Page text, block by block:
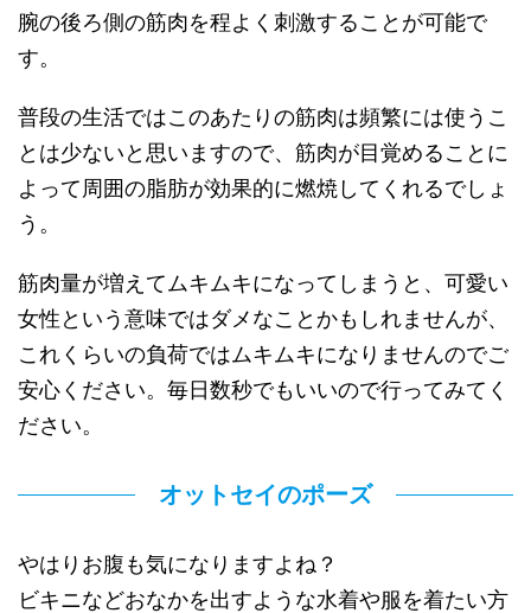
腕の後ろ側の筋肉を程よく刺激することが可能で
す。
普段の生活ではこのあたりの筋肉は頻繁には使うこ
とは少ないと思いますので、筋肉が目覚めることに
よって周囲の脂肪が効果的に燃焼してくれるでしょ
う。
筋肉量が増えてムキムキになってしまうと、可愛い
女性という意味ではダメなことかもしれませんが、
これくらいの負荷ではムキムキになりませんのでご
安心ください。毎日数秒でもいいので行ってみてく
ださい。
オットセイのポーズ
やはりお腹も気になりますよね？
ビキニなどおなかを出すような水着や服を着たい方